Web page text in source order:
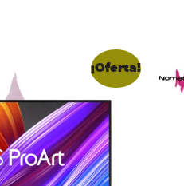
¡Oferta!